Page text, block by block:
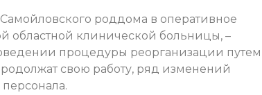
роддома в оперативное
областной клинической больницы, –
процедуры реорганизации путем
свою работу, ряд изменений